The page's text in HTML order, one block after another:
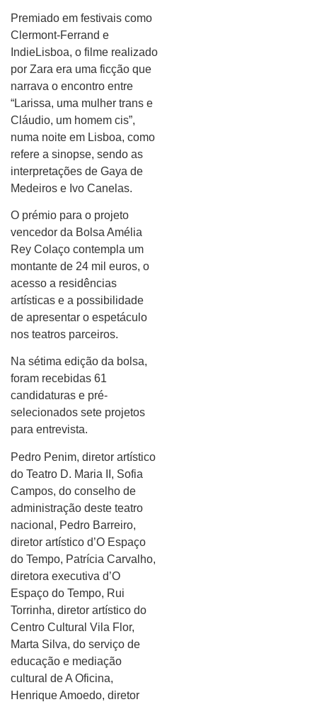
Premiado em festivais como
Clermont-Ferrand e
IndieLisboa, o filme realizado
por Zara era uma ficção que
narrava o encontro entre
“Larissa, uma mulher trans e
Cláudio, um homem cis”,
numa noite em Lisboa, como
refere a sinopse, sendo as
interpretações de Gaya de
Medeiros e Ivo Canelas.
O prémio para o projeto
vencedor da Bolsa Amélia
Rey Colaço contempla um
montante de 24 mil euros, o
acesso a residências
artísticas e a possibilidade
de apresentar o espetáculo
nos teatros parceiros.
Na sétima edição da bolsa,
foram recebidas 61
candidaturas e pré-
selecionados sete projetos
para entrevista.
Pedro Penim, diretor artístico
do Teatro D. Maria II, Sofia
Campos, do conselho de
administração deste teatro
nacional, Pedro Barreiro,
diretor artístico d’O Espaço
do Tempo, Patrícia Carvalho,
diretora executiva d’O
Espaço do Tempo, Rui
Torrinha, diretor artístico do
Centro Cultural Vila Flor,
Marta Silva, do serviço de
educação e mediação
cultural de A Oficina,
Henrique Amoedo, diretor